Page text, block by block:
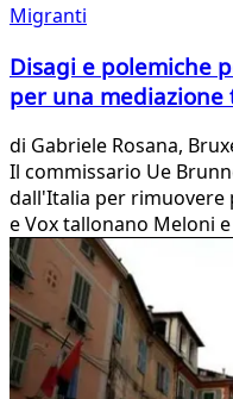
Migranti
Disagi e polemiche
per una mediazione
di Gabriele Rosana,
Il commissario Ue
dall'Italia per rimuovere
e Vox tallonano Meloni e